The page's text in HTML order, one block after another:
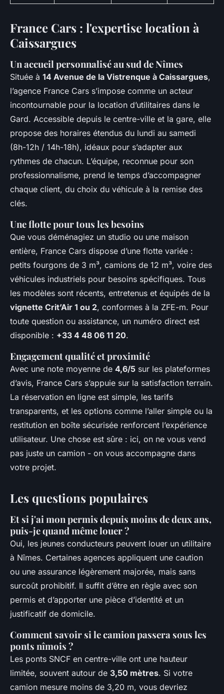
France Cars : l'expertise location à
Caissargues
Un accueil personnalisé au sud de Nîmes
Située à 14 Avenue de la Vistrenque à Caissargues,
l’agence France Cars s’impose comme un acteur
incontournable pour la location d’utilitaires dans le
Gard. Accessible depuis le centre-ville et la gare, elle
propose des horaires étendus du lundi au samedi
(8h-12h / 14h-18h), idéaux pour s’adapter aux
rythmes de chacun. L’équipe, reconnue pour son
professionnalisme, prend le temps d’accompagner
chaque client, du choix du véhicule à la remise des
clés.
Une flotte pour tous les besoins
Que vous déménagiez un studio ou une maison
entière, France Cars dispose d’une flotte variée :
petits fourgons de 3 m³, camions de 12 m³, voire des
véhicules industriels pour besoins spécifiques. Tous
les modèles sont récents, entretenus et équipés de la
vignette Crit’Air 1 ou 2, conformes à la ZFE-m. Pour
toute question ou assistance, un numéro direct est
disponible : +33 4 48 06 11 20.
Engagement qualité et proximité
Avec une note moyenne de 4,6/5 sur les plateformes
d’avis, France Cars s’appuie sur la satisfaction terrain.
La réservation en ligne est simple, les tarifs
transparents, et les options comme l’aller simple ou la
restitution en boîte sécurisée renforcent l’expérience
utilisateur. Une chose est sûre : ici, on ne vous vend
pas juste un camion - on vous accompagne dans
votre projet.
Les questions populaires
Et si j'ai mon permis depuis moins de deux ans,
puis-je quand même louer ?
Oui, les jeunes conducteurs peuvent louer un utilitaire
à Nîmes. Certaines agences appliquent une caution
ou une assurance légèrement majorée, mais sans
surcoût prohibitif. Il suffit d’être en règle avec son
permis et d’apporter une pièce d’identité et un
justificatif de domicile.
Comment savoir si le camion passera sous les
ponts nîmois ?
Les ponts SNCF en centre-ville ont une hauteur
limitée, souvent autour de 3,50 mètres. Si votre
camion mesure moins de 3,20 m, vous devriez